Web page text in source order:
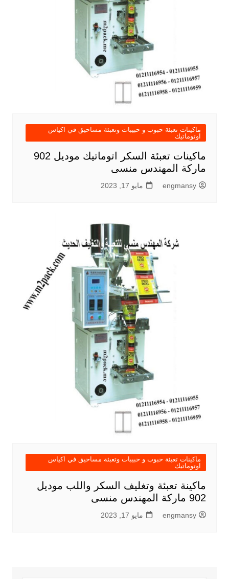
ماكينات تعبئة حبوب و حبيبات وتعبئة مساحيق في اكياس
اوتوماتيك
ماكينات تعبئة السكر اتوماتيك موديل 902
ماركة المهندس منسى
engmansy مايو 17, 2023
ماكينات تعبئة حبوب و حبيبات وتعبئة مساحيق في اكياس
اوتوماتيك
ماكينة تعبئة وتغليف السكر واللب موديل
902 ماركة المهندس منسى
engmansy مايو 17, 2023